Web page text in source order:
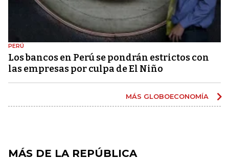
PERÚ
Los bancos en Perú se pondrán estrictos con
las empresas por culpa de El Niño
MÁS GLOBOECONOMÍA
MÁS DE LA REPÚBLICA